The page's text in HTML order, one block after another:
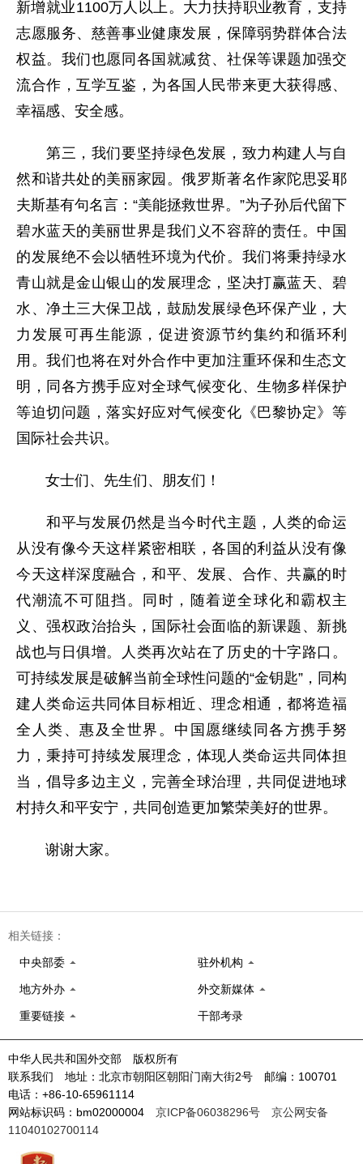
新增就业1100万人以上。大力扶持职业教育，支持
志愿服务、慈善事业健康发展，保障弱势群体合法
权益。我们也愿同各国就减贫、社保等课题加强交
流合作，互学互鉴，为各国人民带来更大获得感、
幸福感、安全感。
第三，我们要坚持绿色发展，致力构建人与自
然和谐共处的美丽家园。俄罗斯著名作家陀思妥耶
夫斯基有句名言：“美能拯救世界。”为子孙后代留下
碧水蓝天的美丽世界是我们义不容辞的责任。中国
的发展绝不会以牺牲环境为代价。我们将秉持绿水
青山就是金山银山的发展理念，坚决打赢蓝天、碧
水、净土三大保卫战，鼓励发展绿色环保产业，大
力发展可再生能源，促进资源节约集约和循环利
用。我们也将在对外合作中更加注重环保和生态文
明，同各方携手应对全球气候变化、生物多样保护
等迫切问题，落实好应对气候变化《巴黎协定》等
国际社会共识。
女士们、先生们、朋友们！
和平与发展仍然是当今时代主题，人类的命运
从没有像今天这样紧密相联，各国的利益从没有像
今天这样深度融合，和平、发展、合作、共赢的时
代潮流不可阻挡。同时，随着逆全球化和霸权主
义、强权政治抬头，国际社会面临的新课题、新挑
战也与日俱增。人类再次站在了历史的十字路口。
可持续发展是破解当前全球性问题的“金钥匙”，同构
建人类命运共同体目标相近、理念相通，都将造福
全人类、惠及全世界。中国愿继续同各方携手努
力，秉持可持续发展理念，体现人类命运共同体担
当，倡导多边主义，完善全球治理，共同促进地球
村持久和平安宁，共同创造更加繁荣美好的世界。
谢谢大家。
相关链接：
中央部委 驻外机构
地方外办 外交新媒体
重要链接 干部考录
中华人民共和国外交部 版权所有
联系我们 地址：北京市朝阳区朝阳门南大街2号 邮编：100701
电话：+86-10-65961114
网站标识码：bm02000004 京ICP备06038296号
京公网安备
11040102700114